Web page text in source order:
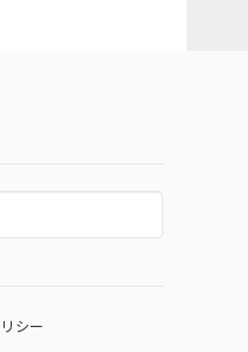
シー